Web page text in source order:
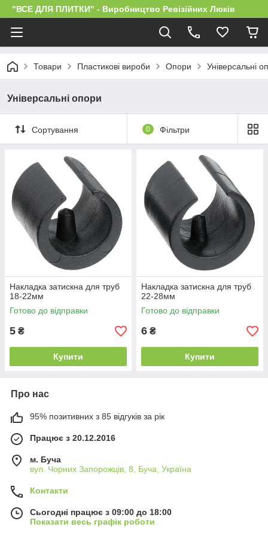
"ВСЕ ДЛЯ ПЛИТКИ" - Виробництво Ревізійних Люків
Товари Пластикові вироби Опори Універсальні
Універсальні опори
Сортування 0 Фільтри
Накладка затискна для труб
18-22мм
Готово до відправки
5 ₴
Купити
Накладка затискна для труб
22-28мм
Готово до відправки
6 ₴
Купити
Про нас
95% позитивних з 85 відгуків за рік
Працює з 20.12.2016
м. Буча
вул. Чорних Запорожців, 8, Буча, Україна
Контакти
Сьогодні працює з 09:00 до 18:00
Показати весь графік роботи